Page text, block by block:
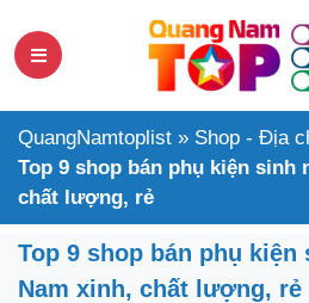
QuangNamtoplist » Shop - Địa
Top 9 shop bán phụ kiện sinh
chất lượng, rẻ
Top 9 shop bán phụ kiện
Nam xinh, chất lượng, rẻ